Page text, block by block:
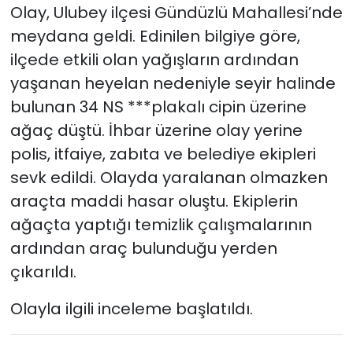
Olay, Ulubey ilçesi Gündüzlü Mahallesi’nde
meydana geldi. Edinilen bilgiye göre,
ilçede etkili olan yağışların ardından
yaşanan heyelan nedeniyle seyir halinde
bulunan 34 NS ***plakalı cipin üzerine
ağaç düştü. İhbar üzerine olay yerine
polis, itfaiye, zabıta ve belediye ekipleri
sevk edildi. Olayda yaralanan olmazken
araçta maddi hasar oluştu. Ekiplerin
ağaçta yaptığı temizlik çalışmalarının
ardından araç bulunduğu yerden
çıkarıldı.
Olayla ilgili inceleme başlatıldı.